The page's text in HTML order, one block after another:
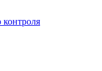
контроля